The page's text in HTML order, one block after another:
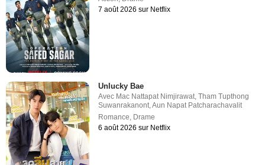
7 août 2026 sur Netflix
Unlucky Bae
Avec Mac Nattapat Nimjirawat,Tham Tupthong
Suwanrakanont,Aun Napat Patcharachavalit
Romance, Drame
6 août 2026 sur Netflix